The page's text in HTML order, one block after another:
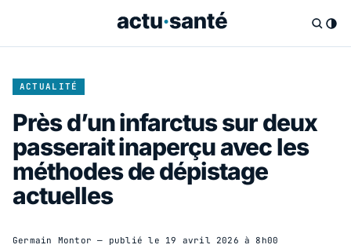
ACTUALITÉ
Près d’un infarctus sur deux
passerait inaperçu avec les
méthodes de dépistage
actuelles
Germain Montor — publié le 19 avril 2026 à 8h00